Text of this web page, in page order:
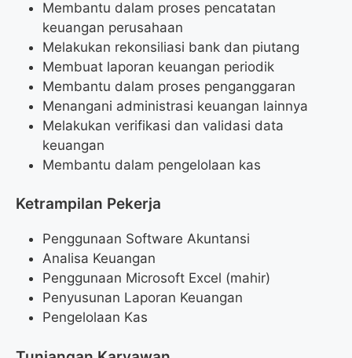
Membantu dalam proses pencatatan
keuangan perusahaan
Melakukan rekonsiliasi bank dan piutang
Membuat laporan keuangan periodik
Membantu dalam proses penganggaran
Menangani administrasi keuangan lainnya
Melakukan verifikasi dan validasi data
keuangan
Membantu dalam pengelolaan kas
Ketrampilan Pekerja
Penggunaan Software Akuntansi
Analisa Keuangan
Penggunaan Microsoft Excel (mahir)
Penyusunan Laporan Keuangan
Pengelolaan Kas